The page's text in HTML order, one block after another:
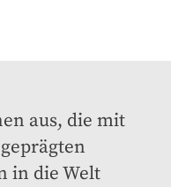
aus, die mit
in die Welt